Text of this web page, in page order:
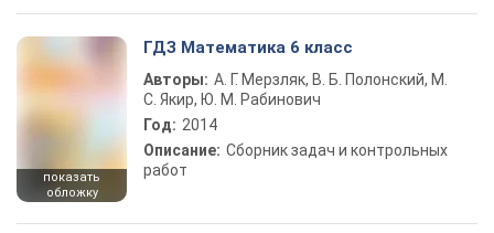
показать
обложку
ГДЗ Математика 6 класс
Авторы: А. Г. Мерзляк, В. Б. Полонский, М.
С. Якир, Ю. М. Рабинович
Год: 2014
Описание: Сборник задач и контрольных
работ